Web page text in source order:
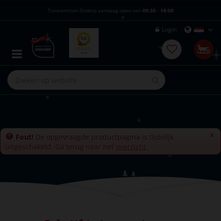
Tuincentrum Osdorp vandaag open van 09:30 - 18:00
Login
x
Fout! De opgevraagde productpagina is tijdelijk
uitgeschakeld. Ga terug naar het overzicht